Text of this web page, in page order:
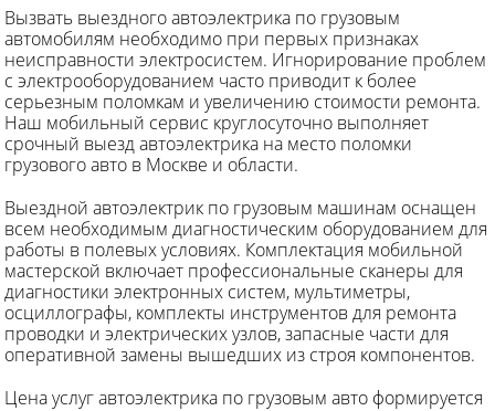
Вызвать выездного автоэлектрика по грузовым
автомобилям необходимо при первых признаках
неисправности электросистем. Игнорирование проблем
с электрооборудованием часто приводит к более
серьезным поломкам и увеличению стоимости ремонта.
Наш мобильный сервис круглосуточно выполняет
срочный выезд автоэлектрика на место поломки
грузового авто в Москве и области.
Выездной автоэлектрик по грузовым машинам оснащен
всем необходимым диагностическим оборудованием для
работы в полевых условиях. Комплектация мобильной
мастерской включает профессиональные сканеры для
диагностики электронных систем, мультиметры,
осциллографы, комплекты инструментов для ремонта
проводки и электрических узлов, запасные части для
оперативной замены вышедших из строя компонентов.
Цена услуг автоэлектрика по грузовым авто формируется